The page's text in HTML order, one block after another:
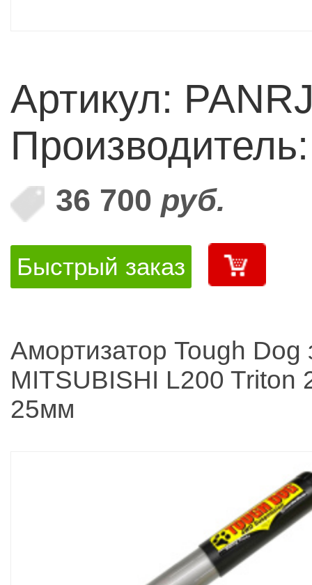
Артикул:
36 700 руб.
Быстрый заказ
Амортизатор Tough Dog
MITSUBISHI L200 Triton
25мм